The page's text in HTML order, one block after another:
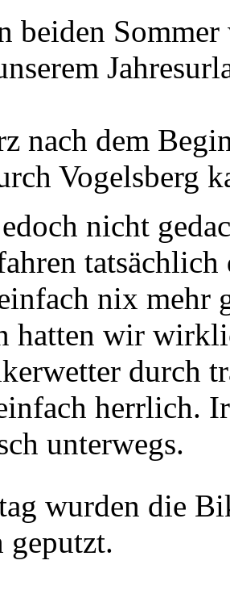
beiden
nach dem
Vogelsberg
nicht
nix mehr
hatten wir
durch
herrlich.
unterwegs.
wurden die
geputzt.